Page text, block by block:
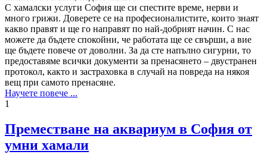
С хамалски услуги София ще си спестите време, нерви и
много грижи. Доверете се на професионалистите, които знаят
какво правят и ще го направят по най-добрият начин. С нас
можете да бъдете спокойни, че работата ще се свърши, а вие
ще бъдете повече от доволни. За да сте напълно сигурни, то
предоставяме всички документи за пренасянето – двустранен
протокол, както и застраховка в случай на повреда на някоя
вещ при самото пренасяне.
Научете повече ...
1
Преместване на аквариум в София от
умни хамали